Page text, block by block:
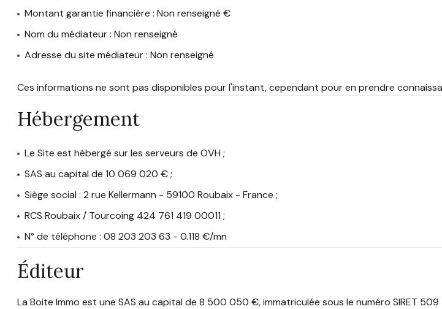
Montant garantie financière : Non renseigné €
Nom du médiateur : Non renseigné
Adresse du site médiateur : Non renseigné
Ces informations ne sont pas disponibles pour l'instant, cependant pour en prendre
Hébergement
Le Site est hébergé sur les serveurs de OVH ;
SAS au capital de 10 069 020 € ;
Siège social : 2 rue Kellermann - 59100 Roubaix - France ;
RCS Roubaix / Tourcoing 424 761 419 00011 ;
N° de téléphone : 08 203 203 63 - 0.118 €/mn
Éditeur
La Boite Immo est une SAS au capital de 8 500 050 €, immatriculée sous le numéro SIRET